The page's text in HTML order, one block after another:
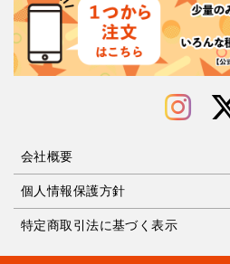
会社概要
個人情報保護方針
特定商取引法に基づく表示